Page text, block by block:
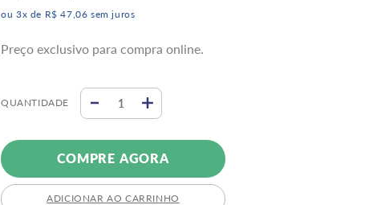
ou 3x de R$ 47 ,06 sem juros
Preço exclusivo para compra online.
QUANTIDADE
COMPRE AGORA
ADICIONAR AO CARRINHO